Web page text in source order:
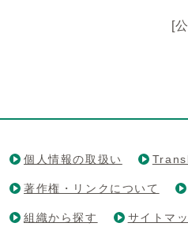
[
個人情報の取扱い
著作権・リンクについて
組織から探す サイトマ